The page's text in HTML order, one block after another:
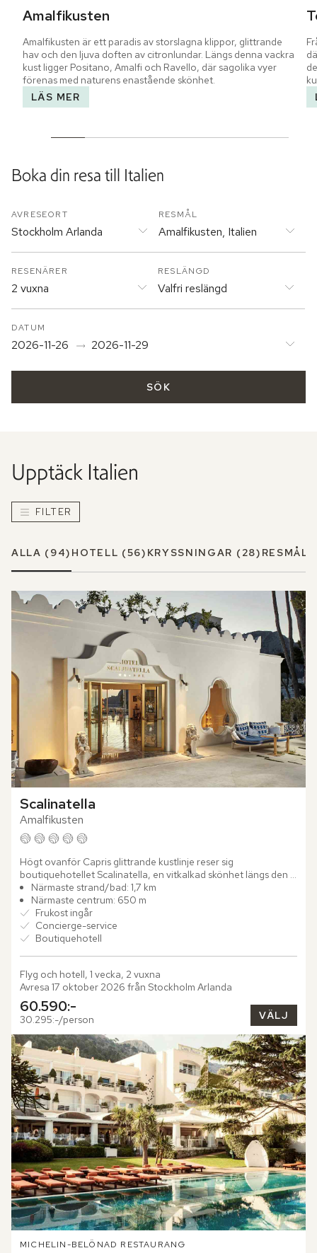
Amalfikusten
Amalfikusten är ett paradis av storslagna klippor, glittrande
hav och den ljuva doften av citronlundar. Längs denna vackra
kust ligger Positano, Amalfi och Ravello, där sagolika vyer
förenas med naturens enastående skönhet.
LÄS MER
Boka din resa till Italien
AVRESEORT
Stockholm Arlanda
RESMÅL
Amalfikusten, Italien
RESLÄNGD
Valfri reslängd
DATUM
2026-11-26 2026-11-29
RESENÄRER
2 vuxna
SÖK
Upptäck Italien
FILTER
ALLA (94) HOTELL (56) KRYSSNINGAR (28) RESMÅL
Scalinatella
Amalfikusten
Högt ovanför Capris glittrande kustlinje reser sig
boutiquehotellet Scalinatella, en vitkalkad skönhet längs den
eleganta Via Tragara. Sedan generationer tillbaka har
familjen...
Närmaste strand/bad: 1,7 km
Närmaste centrum: 650 m
Frukost ingår
Concierge-service
Boutiquehotell
Flyg och hotell, 1 vecka, 2 vuxna
Avresa 17 oktober 2026 från Stockholm Arlanda
60.590:-
30.295:-/person VÄLJ
MICHELIN-BELÖNAD RESTAURANG